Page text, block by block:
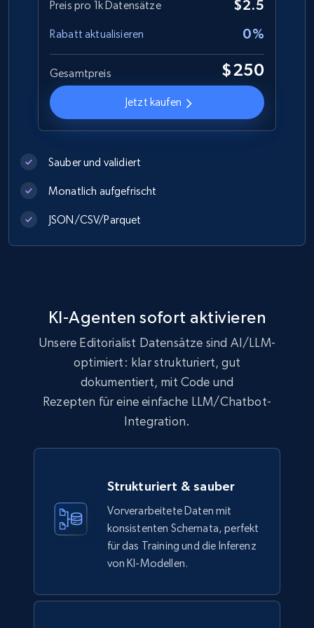
Currency, Discount, Initial price, and more.
eCommerce
Lazada - Products
price, Currency, Stock, and more.
Lowes.com
URL, Domain, Marketplace pn, Sku, Other pn,
more.
991+ 162+ Jetzt kaufen
Ikea - Products
Preis pro 1k Datensätze $2.5
Rabatt aktualisieren 0%
Gesamtpreis $250
Jetzt kaufen
Sauber und validiert
Monatlich aufgefrischt
JSON/CSV/Parquet
KI-Agenten sofort aktivieren
Unsere Editorialist Datensätze sind AI/LLM-
optimiert: klar strukturiert, gut
dokumentiert, mit Code und
Rezepten für eine einfache LLM/Chatbot-
Integration.
Strukturiert & sauber
Vorverarbeitete Daten mit
konsistenten Schemata, perfekt
für das Training und die Inferenz
von KI-Modellen.